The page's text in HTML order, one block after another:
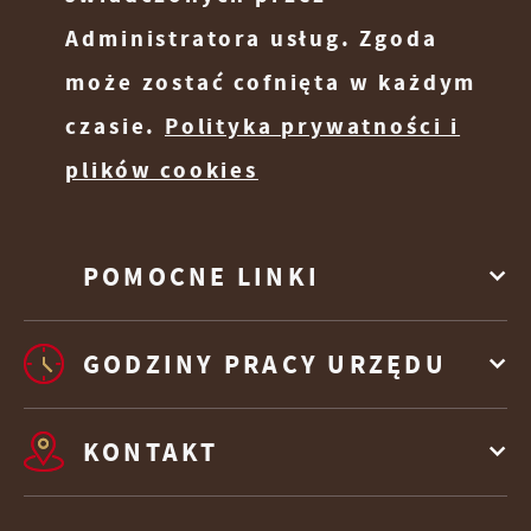
POMOCNE LINKI
Administratora usług. Zgoda
może zostać cofnięta w każdym
czasie. Polityka prywatności i
plików cookies
GODZINY PRACY URZĘDU
KONTAKT
funkcjonalności.
Twoich zwyczajów dotyczących przeglądanej
witryny internetowej. Treści promocyjne
mogą pojawić się na stronach podmiotów
trzecich lub firm będących naszymi
Firmy te działają w charakterze pośredników
społecznościowych.